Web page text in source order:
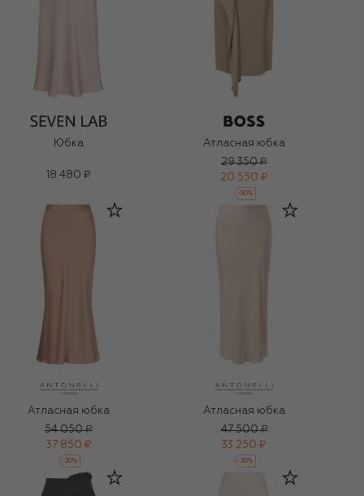
Юбка
18 480 ₽
Атласная юбка
29 350 ₽
20 550 ₽
-30%
Атласная юбка
54 050 ₽
37 850 ₽
-30%
Атласная юбка
47 500 ₽
33 250 ₽
-30%